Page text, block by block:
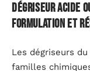
Dégriseur acide
formulation et
Les dégriseurs
familles